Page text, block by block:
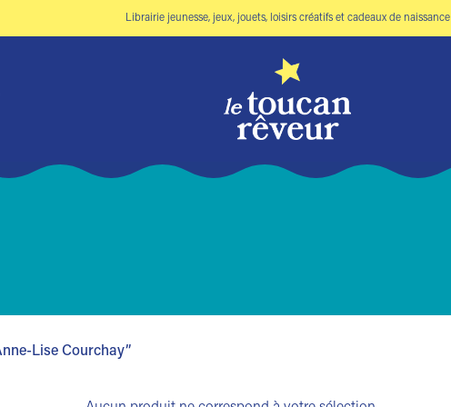
Librairie jeunesse, jeux, jouets, loisirs créatifs et cadeaux de naissance
Lise Courchay”